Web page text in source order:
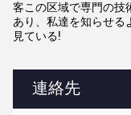
連絡先
客この区域で専門の技
あり、私達を知らせる
見ている!